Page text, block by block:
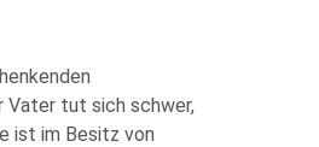
Vater tut sich schwer,
ist im Besitz von